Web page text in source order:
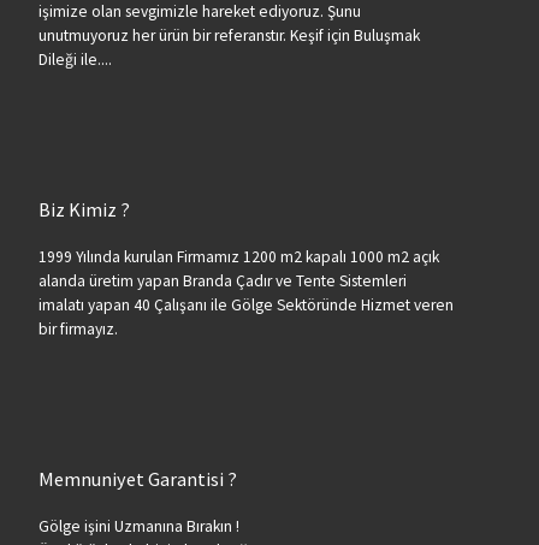
işimize olan sevgimizle hareket ediyoruz. Şunu
unutmuyoruz her ürün bir referanstır. Keşif için Buluşmak
Dileği ile....
Biz Kimiz ?
1999 Yılında kurulan Firmamız 1200 m2 kapalı 1000 m2 açık
alanda üretim yapan Branda Çadır ve Tente Sistemleri
imalatı yapan 40 Çalışanı ile Gölge Sektöründe Hizmet veren
bir firmayız.
Memnuniyet Garantisi ?
Gölge işini Uzmanına Bırakın !